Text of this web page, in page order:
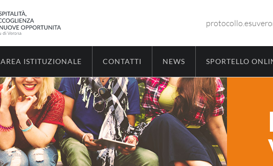
AREA ISTITUZIONALE CONTATTI NEWS SPORTELLO